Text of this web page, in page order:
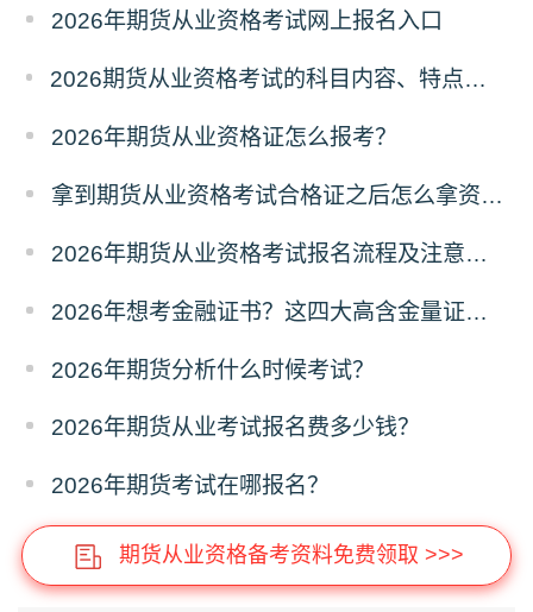
2026年期货从业资格考试网上报名入口
2026期货从业资格考试的科目内容、特点及难度深度解析
2026年期货从业资格证怎么报考？
拿到期货从业资格考试合格证之后怎么拿资格证？
2026年期货从业资格考试报名流程及注意事项全攻略
2026年想考金融证书？这四大高含金量证书别错过！
2026年期货分析什么时候考试？
2026年期货从业考试报名费多少钱？
2026年期货考试在哪报名？
期货从业资格备考资料免费领取 >>>